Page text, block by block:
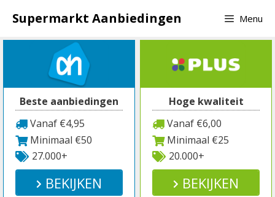
naar
inhoud
Supermarkt Aanbiedingen Menu
Beste aanbiedingen
Vanaf €4,95
Minimaal €50
27.000+
BEKIJKEN
Hoge kwaliteit
Vanaf €6,00
Minimaal €25
20.000+
BEKIJKEN